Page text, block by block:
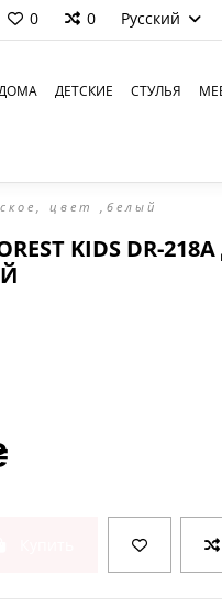
0 0 Русский
ДЕТСКИЕ СТУЛЬЯ
цвет ,белый
KIDS DR-